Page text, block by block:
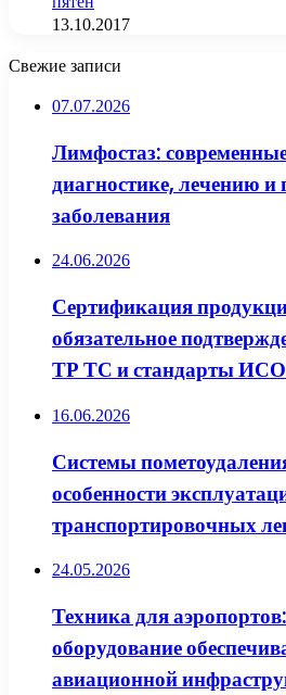
13.10.2017
Свежие записи
07.07.2026
Лимфостаз:
диагностике, лечению
заболевания
24.06.2026
Сертификация
обязательное
ТР ТС и стандарты ИСО
16.06.2026
Системы
особенности
транспортировочных
24.05.2026
Техника для
оборудование
авиационной